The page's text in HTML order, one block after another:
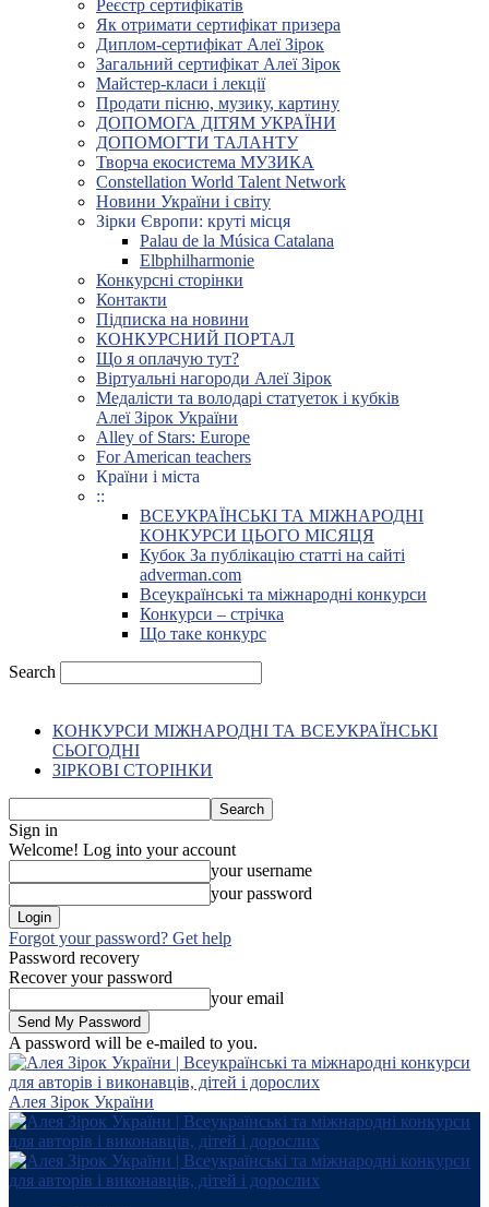
Реєстр сертифікатів
Як отримати сертифікат призера
Диплом-сертифікат Алеї Зірок
Загальний сертифікат Алеї Зірок
Майстер-класи і лекції
Продати пісню, музику, картину
ДОПОМОГА ДІТЯМ УКРАЇНИ
ДОПОМОГТИ ТАЛАНТУ
Творча екосистема МУЗИКА
Constellation World Talent Network
Новини України і світу
Зірки Європи: круті місця
Palau de la Música Catalana
Elbphilharmonie
Конкурсні сторінки
Контакти
Підписка на новини
КОНКУРСНИЙ ПОРТАЛ
Що я оплачую тут?
Віртуальні нагороди Алеї Зірок
Медалісти та володарі статуеток і кубків
Алеї Зірок України
Alley of Stars: Europe
For American teachers
Країни і міста
::
ВСЕУКРАЇНСЬКІ ТА МІЖНАРОДНІ
КОНКУРСИ ЦЬОГО МІСЯЦЯ
Кубок За публікацію статті на сайті
adverman.com
Всеукраїнські та міжнародні конкурси
Конкурси – стрічка
Що таке конкурс
Search
КОНКУРСИ МІЖНАРОДНІ ТА ВСЕУКРАЇНСЬКІ
СЬОГОДНІ
ЗІРКОВІ СТОРІНКИ
Sign in
Welcome! Log into your account
your username
your password
Forgot your password? Get help
Password recovery
Recover your password
your email
A password will be e-mailed to you.
Алея Зірок України